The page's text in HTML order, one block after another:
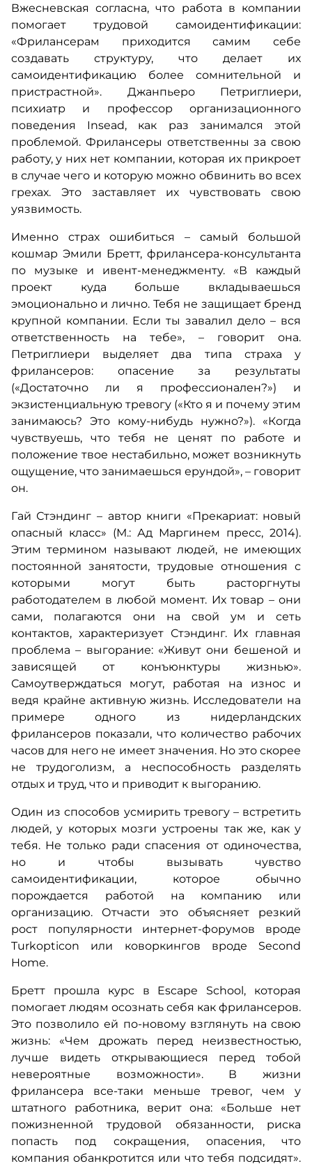
Вжесневская согласна, что работа в компании
помогает трудовой самоидентификации:
«Фрилансерам приходится самим себе
создавать структуру, что делает их
самоидентификацию более сомнительной и
пристрастной». Джанпьеро Петриглиери,
психиатр и профессор организационного
поведения Insead, как раз занимался этой
проблемой. Фрилансеры ответственны за свою
работу, у них нет компании, которая их прикроет
в случае чего и которую можно обвинить во всех
грехах. Это заставляет их чувствовать свою
уязвимость.
Именно страх ошибиться – самый большой
кошмар Эмили Бретт, фрилансера-консультанта
по музыке и ивент-менеджменту. «В каждый
проект куда больше вкладываешься
эмоционально и лично. Тебя не защищает бренд
крупной компании. Если ты завалил дело – вся
ответственность на тебе», – говорит она.
Петриглиери выделяет два типа страха у
фрилансеров: опасение за результаты
(«Достаточно ли я профессионален?») и
экзистенциальную тревогу («Кто я и почему этим
занимаюсь? Это кому-нибудь нужно?»). «Когда
чувствуешь, что тебя не ценят по работе и
положение твое нестабильно, может возникнуть
ощущение, что занимаешься ерундой», – говорит
он.
Гай Стэндинг – автор книги «Прекариат: новый
опасный класс» (М.: Ад Маргинем пресс, 2014).
Этим термином называют людей, не имеющих
постоянной занятости, трудовые отношения с
которыми могут быть расторгнуты
работодателем в любой момент. Их товар – они
сами, полагаются они на свой ум и сеть
контактов, характеризует Стэндинг. Их главная
проблема – выгорание: «Живут они бешеной и
зависящей от конъюнктуры жизнью».
Самоутверждаться могут, работая на износ и
ведя крайне активную жизнь. Исследователи на
примере одного из нидерландских
фрилансеров показали, что количество рабочих
часов для него не имеет значения. Но это скорее
не трудоголизм, а неспособность разделять
отдых и труд, что и приводит к выгоранию.
Один из способов усмирить тревогу – встретить
людей, у которых мозги устроены так же, как у
тебя. Не только ради спасения от одиночества,
но и чтобы вызывать чувство
самоидентификации, которое обычно
порождается работой на компанию или
организацию. Отчасти это объясняет резкий
рост популярности интернет-форумов вроде
Turkopticon или коворкингов вроде Second
Home.
Бретт прошла курс в Escape School, которая
помогает людям осознать себя как фрилансеров.
Это позволило ей по-новому взглянуть на свою
жизнь: «Чем дрожать перед неизвестностью,
лучше видеть открывающиеся перед тобой
невероятные возможности». В жизни
фрилансера все-таки меньше тревог, чем у
штатного работника, верит она: «Больше нет
пожизненной трудовой обязанности, риска
попасть под сокращения, опасения, что
компания обанкротится или что тебя подсидят».